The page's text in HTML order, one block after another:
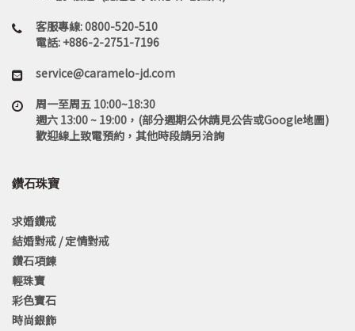
客服專線: 0800-520-510
電話: +886-2-2751-7196
service@caramelo-jd.com
周一至周五 10:00~18:30
週六 13:00 ~ 19:00，(部分週期公休請見公告或Google地圖)
歡迎線上致電預約，其他時段請另洽詢
鑽石珠寶
求婚鑽戒
結婚對戒 / 定情對戒
鑽石項鍊
輕珠寶
彩色寶石
時尚銀飾